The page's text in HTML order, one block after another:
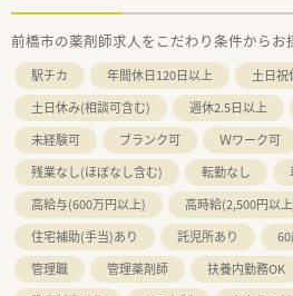
前橋市の薬剤師求人をこだわり条件からお
駅チカ 年間休日120日以上
土日祝
土日休み(相談可含む)
週休2.5日以上
未経験可
ブランク可 Ｗワーク可
残業なし(ほぼなし含む)
転勤なし
高給与(600万円以上)
高時給(2,500円以
住宅補助(手当)あり
託児所あり
管理職
管理薬剤師 扶養内勤務OK